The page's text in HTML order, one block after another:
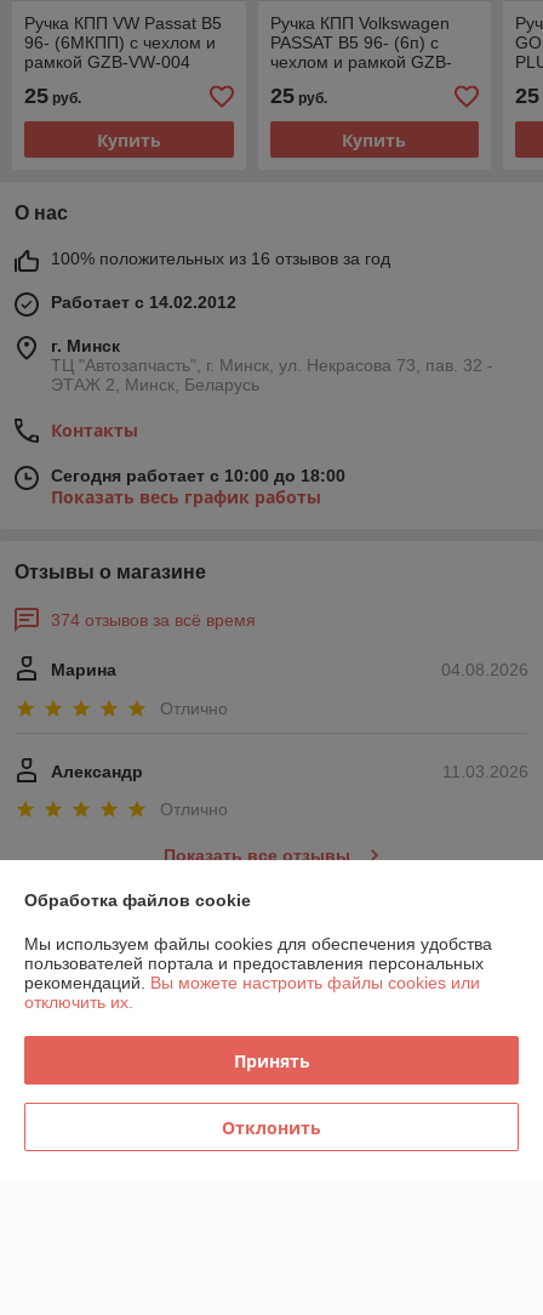
Ручка КПП VW Passat B5
96- (6МКПП) с чехлом и
рамкой GZB-VW-004
25 руб.
Купить
Ручка КПП Volkswagen
PASSAT B5 96- (6п) с
чехлом и рамкой GZB-
25руб.
Купить
25
О нас
100% положительных из 16 отзывов за год
Работает с 14.02.2012
г. Минск
ТЦ "Автозапчасть", г. Минск, ул. Некрасова 73, пав. 32 -
ЭТАЖ 2, Минск, Беларусь
Контакты
Сегодня работает с 10:00 до 18:00
Показать весь график работы
Отзывы о магазине
374 отзывов за всё время
04.08.2026
Марина
Отлично
11.03.2026
Александр
Отлично
Показать все отзывы
О нас
Контакты
График работы
Обработка файлов cookie
Мы используем файлы cookies для обеспечения удобства
пользователей портала и предоставления персональных
рекомендаций. Вы можете настроить файлы cookies или
отключить их.
Принять
Отклонить